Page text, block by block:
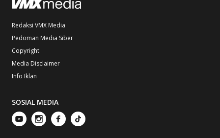
Redaksi VMX Media
Pedoman Media Siber
Copyright
Media Disclaimer
Info Iklan
SOSIAL MEDIA